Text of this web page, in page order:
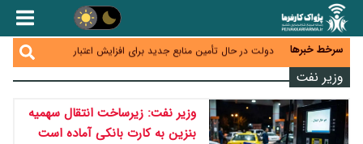
سرخط خبرها
دولت مسئولیت احراز اهلیت کارت‌های بازرگانی را از اتاق
بانک مرکزی برای تسهیل تجارت خارجی و تأمین مالی
پروژه‌ها به شبکه بانکی فراخوان داد + فیلم
دولت در حال تأمین منابع جدید برای افزایش اعتبار
کالابرگ؛ جزئیات به‌زودی اعلام می‌شود
اقتصادی ندارد
وزیر نفت
وزیر نفت: زیرساخت انتقال سهمیه
بنزین به کارت بانکی آماده است